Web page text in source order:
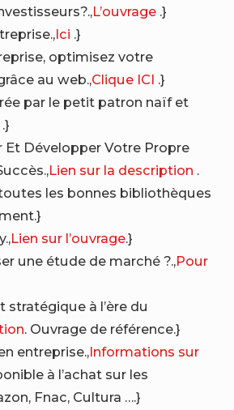
L’ouvrage .}
Ici .}
optimisez votre
au web.,Clique ICI .}
par le petit patron naïf et
.}
Et Développer Votre Propre
Lien sur la description .
les bonnes bibliothèques
Lien sur l’ouvrage.}
une étude de marché ?.,Pour
stratégique à l’ère du
. Ouvrage de référence.}
entreprise.,Informations sur
à l’achat sur les
Fnac, Cultura ….}